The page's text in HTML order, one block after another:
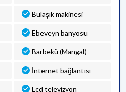
Bulaşık makinesi
Ebeveyn banyosu
Barbekü (Mangal)
İnternet bağlantısı
Lcd televizyon